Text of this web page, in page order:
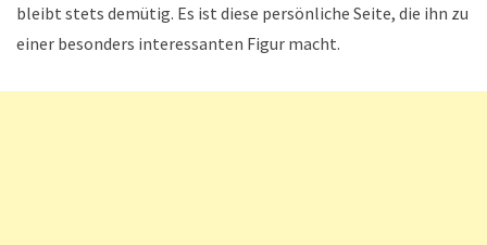
bleibt stets demütig. Es ist diese persönliche Seite, die ihn zu
einer besonders interessanten Figur macht.